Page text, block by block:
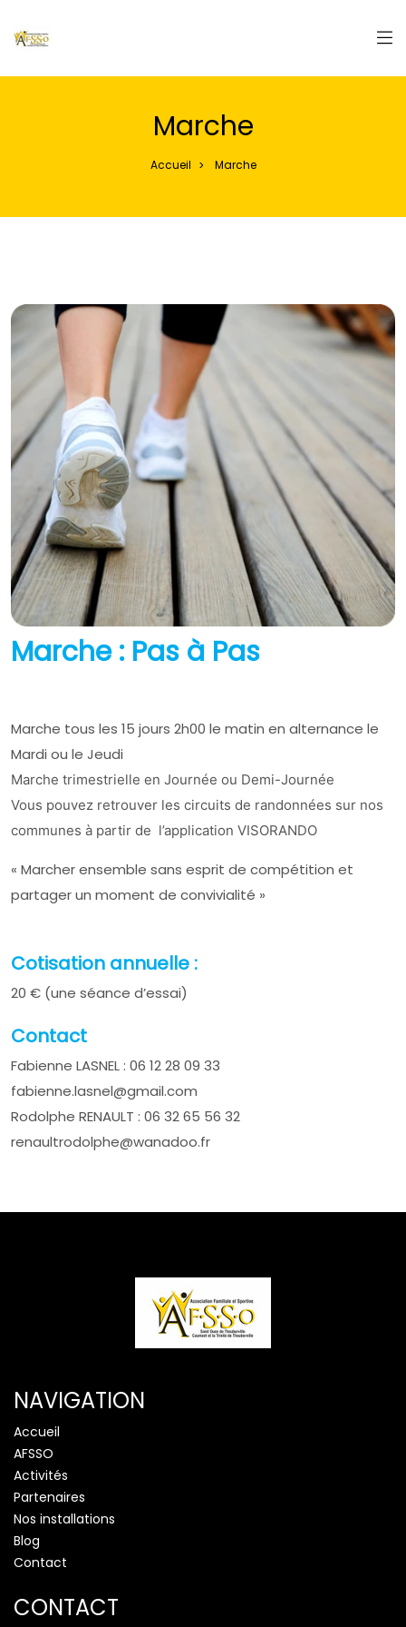
Marche
Accueil > Marche
Marche : Pas à Pas
Marche tous les 15 jours 2h00 le matin en alternance le
Mardi ou le Jeudi
Marche trimestrielle en Journée ou Demi-Journée
Vous pouvez retrouver les circuits de randonnées sur nos
communes à partir de l’application VISORANDO
« Marcher ensemble sans esprit de compétition et
partager un moment de convivialité »
Cotisation annuelle :
20 € (une séance d’essai)
Contact
Fabienne LASNEL : 06 12 28 09 33
fabienne.lasnel@gmail.com
Rodolphe RENAULT : 06 32 65 56 32
renaultrodolphe@wanadoo.fr
NAVIGATION
Accueil
AFSSO
Activités
Partenaires
Nos installations
Blog
Contact
CONTACT